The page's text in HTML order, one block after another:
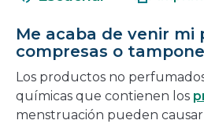
Me acaba de venir mi
compresas o
Los productos no
químicas que contienen los
menstruación pueden